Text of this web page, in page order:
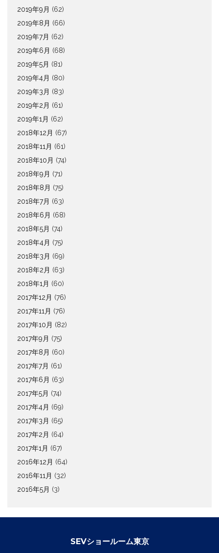
2019年9月 (62)
2019年8月 (66)
2019年7月 (62)
2019年6月 (68)
2019年5月 (81)
2019年4月 (80)
2019年3月 (83)
2019年2月 (61)
2019年1月 (62)
2018年12月 (67)
2018年11月 (61)
2018年10月 (74)
2018年9月 (71)
2018年8月 (75)
2018年7月 (63)
2018年6月 (68)
2018年5月 (74)
2018年4月 (75)
2018年3月 (69)
2018年2月 (63)
2018年1月 (60)
2017年12月 (76)
2017年11月 (76)
2017年10月 (82)
2017年9月 (75)
2017年8月 (60)
2017年7月 (61)
2017年6月 (63)
2017年5月 (74)
2017年4月 (69)
2017年3月 (65)
2017年2月 (64)
2017年1月 (67)
2016年12月 (64)
2016年11月 (32)
2016年5月 (3)
SEVショールーム東京